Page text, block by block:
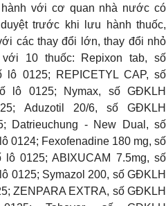
với cơ quan nhà nước có
trước khi lưu hành thuốc,
các thay đổi lớn, thay đổi nhỏ
10 thuốc: Repixon tab, số
lô 0125; REPICETYL CAP, số
lô 0125; Nymax, số GĐKLH
Aduzotil 20/6, số GĐKLH
Datrieuchung - New Dual, số
0124; Fexofenadine 180 mg, số
0125; ABIXUCAM 7.5mg, số
0125; Symazol 200, số GĐKLH
ZENPARA EXTRA, số GĐKLH